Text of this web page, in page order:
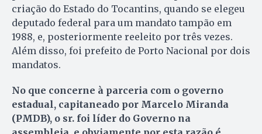
criação do Estado do Tocantins, quando se elegeu
deputado federal para um mandato tampão em
1988, e, posteriormente reeleito por três vezes.
Além disso, foi prefeito de Porto Nacional por dois
mandatos.
No que concerne à parceria com o governo
estadual, capitaneado por Marcelo Miranda
(PMDB), o sr. foi líder do Governo na